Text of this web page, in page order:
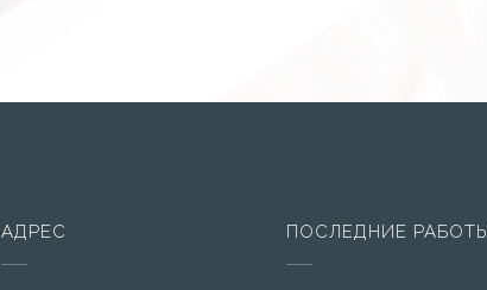
АДРЕС ПОСЛЕДНИЕ РАБОТЫ